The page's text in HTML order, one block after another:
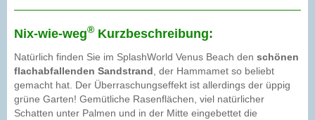
Nix-wie-weg® Kurzbeschreibung:
Natürlich finden Sie im SplashWorld Venus Beach den schönen
flachabfallenden Sandstrand , der Hammamet so beliebt
gemacht hat. Der Überraschungseffekt ist allerdings der üppig
grüne Garten! Gemütliche Rasenflächen, viel natürlicher
Schatten unter Palmen und in der Mitte eingebettet die